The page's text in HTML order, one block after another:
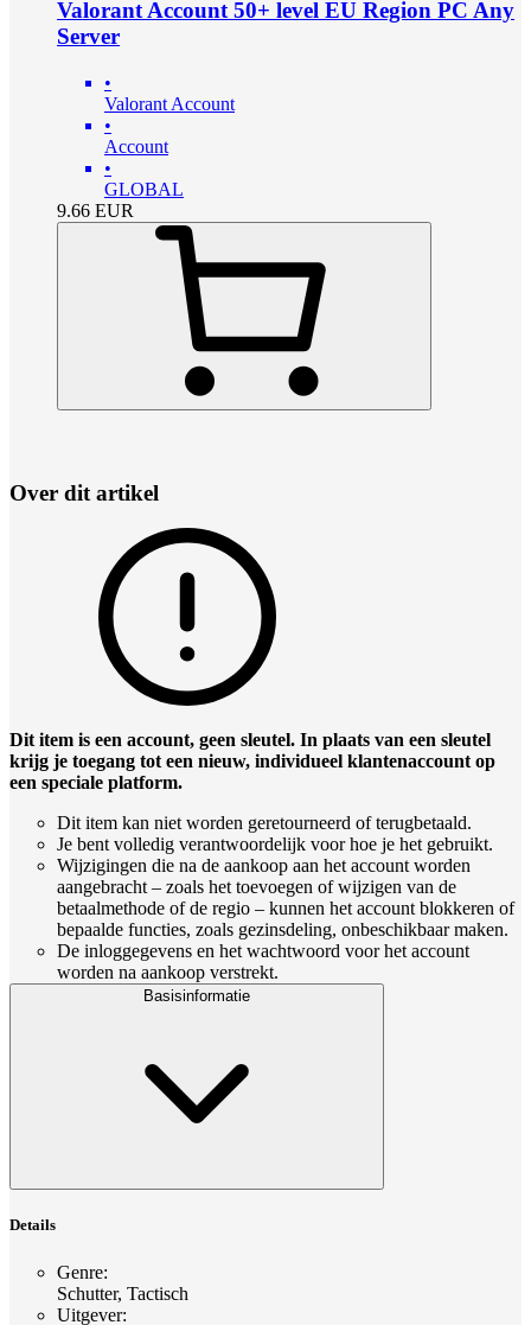
Valorant Account 50+ level EU Region PC Any
Server
•
Valorant Account
•
Account
•
GLOBAL
9.66 EUR
Over dit artikel
Dit item is een account, geen sleutel. In plaats van een sleutel
krijg je toegang tot een nieuw, individueel klantenaccount op
een speciale platform.
Dit item kan niet worden geretourneerd of terugbetaald.
Je bent volledig verantwoordelijk voor hoe je het gebruikt.
Wijzigingen die na de aankoop aan het account worden
aangebracht – zoals het toevoegen of wijzigen van de
betaalmethode of de regio – kunnen het account blokkeren of
bepaalde functies, zoals gezinsdeling, onbeschikbaar maken.
De inloggegevens en het wachtwoord voor het account
worden na aankoop verstrekt.
Basisinformatie
Details
Genre:
Schutter, Tactisch
Uitgever: